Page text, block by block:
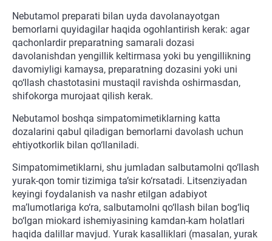
Nebutamol preparati bilan uyda davolanayotgan
bemorlarni quyidagilar haqida ogohlantirish kerak: agar
qachonlardir preparatning samarali dozasi
davolanishdan yengillik keltirmasa yoki bu yengillikning
davomiyligi kamaysa, preparatning dozasini yoki uni
qo‘llash chastotasini mustaqil ravishda oshirmasdan,
shifokorga murojaat qilish kerak.
Nebutamol boshqa simpatomimetiklarning katta
dozalarini qabul qiladigan bemorlarni davolash uchun
ehtiyotkorlik bilan qo‘llaniladi.
Simpatomimetiklarni, shu jumladan salbutamolni qo‘llash
yurak-qon tomir tizimiga ta’sir ko‘rsatadi. Litsenziyadan
keyingi foydalanish va nashr etilgan adabiyot
ma’lumotlariga ko‘ra, salbutamolni qo‘llash bilan bog‘liq
bo‘lgan miokard ishemiyasining kamdan-kam holatlari
haqida dalillar mavjud. Yurak kasalliklari (masalan, yurak